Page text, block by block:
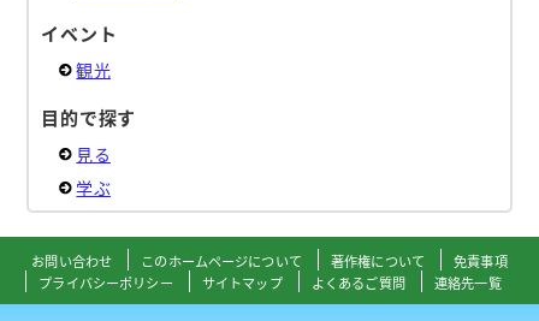
イベント
観光
目的で探す
見る
学ぶ
お問い合わせ このホームページについて 著作権について
免責事項
プライバシーポリシー
サイトマップ よくあるご質問 連絡先一覧